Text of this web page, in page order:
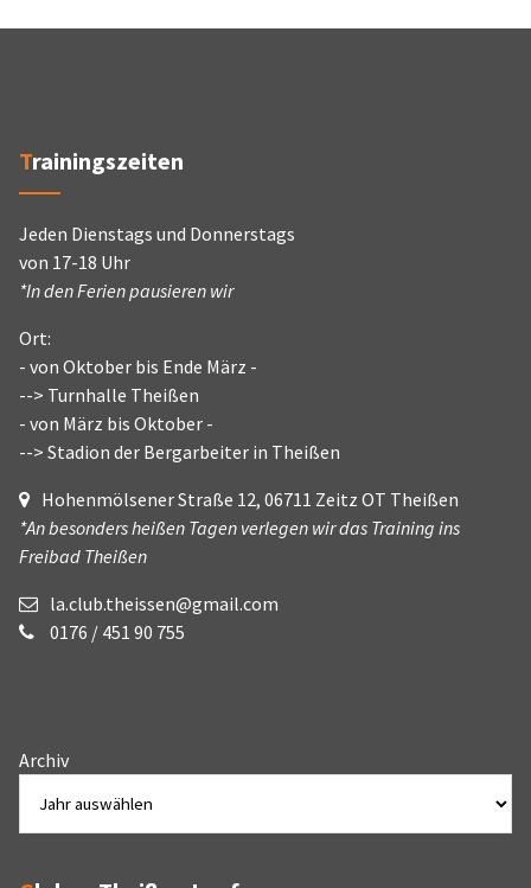
Trainingszeiten
Jeden Dienstags und Donnerstags
von 17-18 Uhr
*In den Ferien pausieren wir
Ort:
- von Oktober bis Ende März -
--> Turnhalle Theißen
- von März bis Oktober -
--> Stadion der Bergarbeiter in Theißen
Hohenmölsener Straße 12, 06711 Zeitz OT Theißen
*An besonders heißen Tagen verlegen wir das Training ins
Freibad Theißen
la.club.theissen@gmail.com
0176 / 451 90 755
Archiv